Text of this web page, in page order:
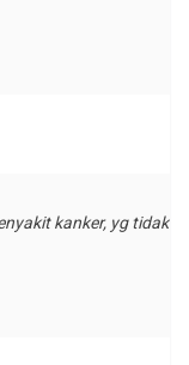
kanker, yg tidak